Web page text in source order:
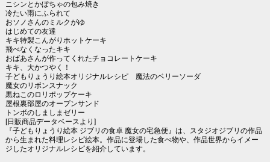
ニシンとかぼちゃの包み焼き
冷たい雨にふられて
おソノさんのミルクがゆ
はじめての友達
キキ特製こんがりホットケーキ
飛べなくなったキキ
おばあさんが作ってくれたチョコレートケーキ
キキ、大かつやく！
子どもりょうり絵本オリジナルレシピ 魔法のベリーソーダ
魔女のリボンスナック
黒ねこのロリポップケーキ
屋根裏部屋のオープンサンド
トンボのしましまゼリー
[日販商品データベースより]
『子どもりょうり絵本 ジブリの食卓 魔女の宅急便』は、スタジオジブリの作品
から生まれた料理レシピ絵本。作品に登場した食べ物や、作品世界からイメー
ジしたオリジナルレシピを紹介しています。